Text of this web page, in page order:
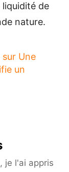
liquidité de
nature.
sur Une
un
je l'ai appris